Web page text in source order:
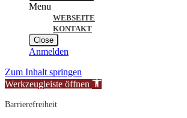
Menu
WEBSEITE
KONTAKT
Close
Anmelden
Zum Inhalt springen
Werkzeugleiste öffnen
Barrierefreiheit